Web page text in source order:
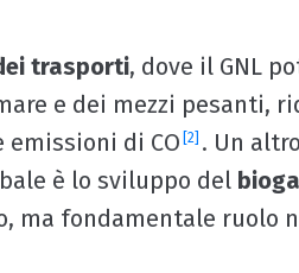
trasporti, dove il GNL
e dei mezzi pesanti,
di CO [2] . Un
è lo sviluppo del
ma fondamentale ruolo